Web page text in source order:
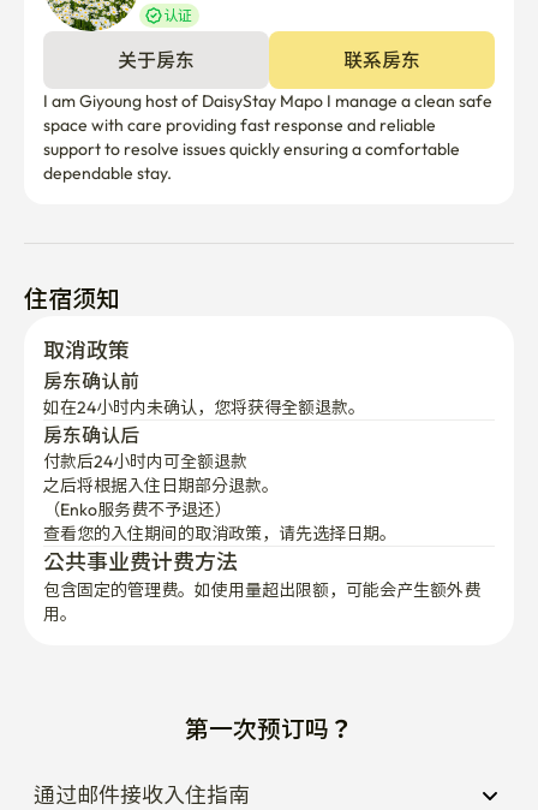
🌿 屋顶使用指南
🌿 请安静地使用屋顶。
🔇请协助避免晚上10点以后发生噪音。
⚠️为了安全起见,禁止爬栏杆的行为。
🧹 造成设施损坏或者严重污染的，可以收取恢复原状的费
♻️ 退房时请分类排出及基本整理。
⚠️违反使用规则时，根据合同条件可能会发生退房措施及
追加费用。
认证
关于房东 联系房东
I am Giyoung host of DaisyStay Mapo I manage a clean safe
space with care providing fast response and reliable
support to resolve issues quickly ensuring a comfortable
dependable stay.
住宿须知
取消政策
房东确认前
如在24小时内未确认，您将获得全额退款。
房东确认后
付款后24小时内可全额退款
之后将根据入住日期部分退款。
（Enko服务费不予退还）
查看您的入住期间的取消政策，请先选择日期。
公共事业费计费方法
包含固定的管理费。如使用量超出限额，可能会产生额外费
用。
第一次预订吗？
通过邮件接收入住指南